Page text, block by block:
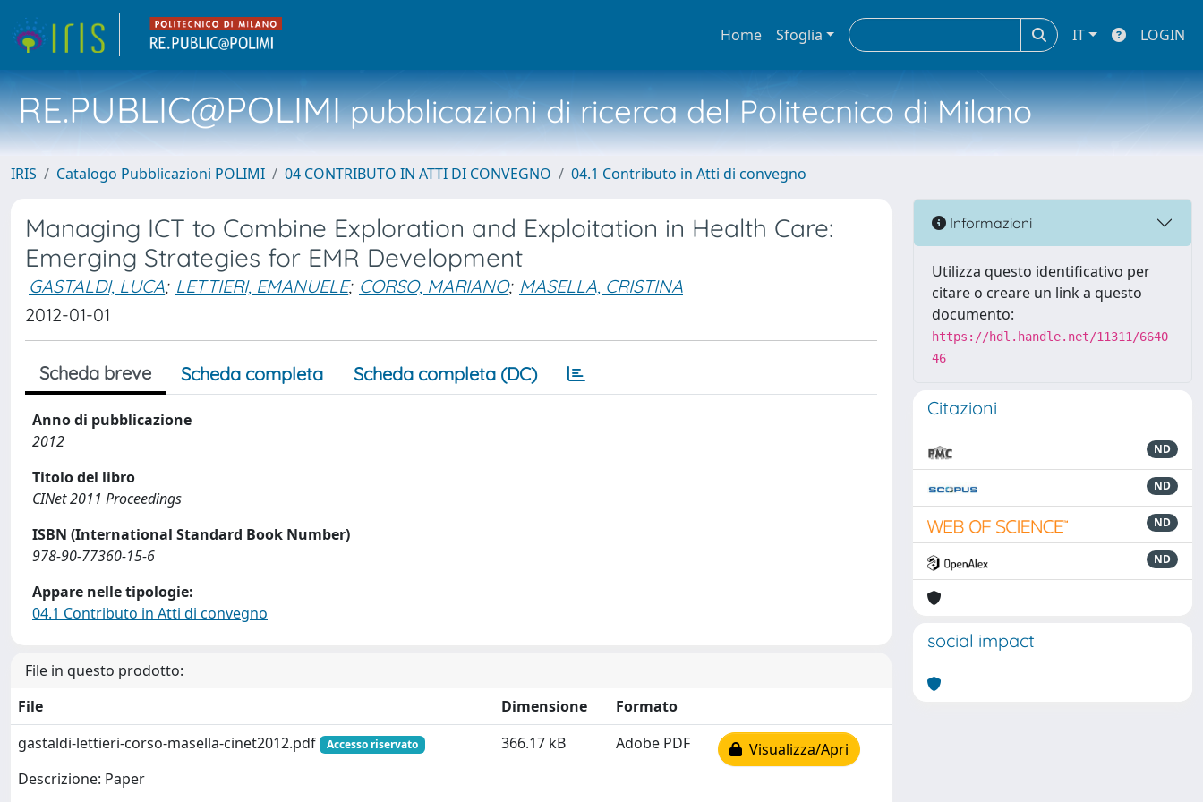
Home Sfoglia IT LOGIN
RE.PUBLIC@POLIMIpubblicazioni di ricerca del Politecnico di Milano
IRIS Catalogo Pubblicazioni POLIMI 04 CONTRIBUTO IN ATTI DI CONVEGNO 04.1 Contributo in Atti di convegno
Managing ICT to Combine Exploration and Exploitation in Health Care:
Emerging Strategies for EMR Development
GASTALDI, LUCA; LETTIERI, EMANUELE; CORSO, MARIANO; MASELLA, CRISTINA
2012-01-01
Scheda breve Scheda completa Scheda completa (DC)
Anno di pubblicazione
2012
Titolo del libro
CINet 2011 Proceedings
ISBN (International Standard Book Number)
978-90-77360-15-6
Appare nelle tipologie:
04.1 Contributo in Atti di convegno
File in questo prodotto:
File
Dimensione
Formato
gastaldi-lettieri-corso-masella-cinet2012.pdf
Accesso riservato
Descrizione: Paper
366.17 kB Adobe PDF Visualizza/Apri
Informazioni
Utilizza questo identificativo per
citare o creare un link a questo
documento:
https://hdl.handle.net/11311/6640
46
Citazioni
ND
ND
ND
ND
social impact